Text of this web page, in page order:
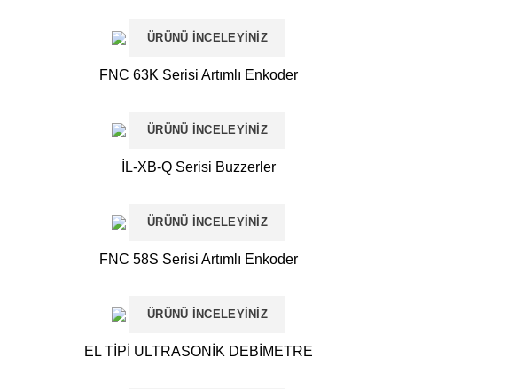
ÜRÜNÜ İNCELEYINIZ
FNC 63K Serisi Artımlı Enkoder
ÜRÜNÜ İNCELEYINIZ
İL-XB-Q Serisi Buzzerler
ÜRÜNÜ İNCELEYINIZ
FNC 58S Serisi Artımlı Enkoder
ÜRÜNÜ İNCELEYINIZ
EL TİPİ ULTRASONİK DEBİMETRE